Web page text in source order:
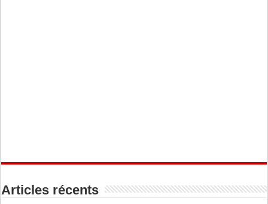
Articles récents